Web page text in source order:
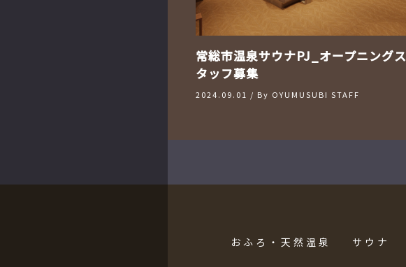
常総市温泉サウナPJ_オープニングス
タッフ募集
2024.09.01 / By OYUMUSUBI STAFF
おふろ・天然温泉 サウナ